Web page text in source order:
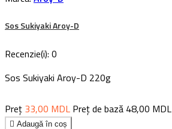
Sos Sukiyaki Aroy-D
Recenzie(i): 0
Sos Sukiyaki Aroy-D 220g
Preț 33,00 MDL Preț de bază 48,00 MDL
 Adaugă în coș